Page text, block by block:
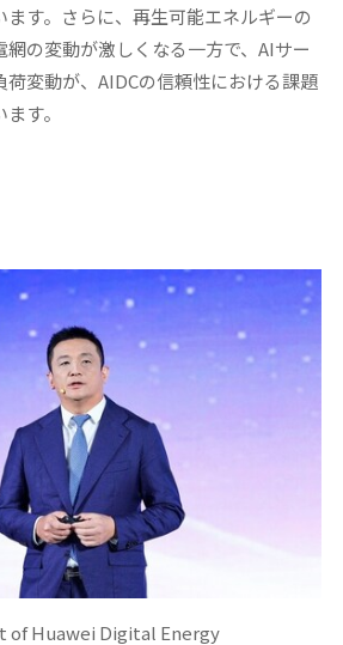
ます。さらに、再生可能エネルギーの
の変動が激しくなる一方で、AIサー
荷変動が、AIDCの信頼性における課題
す。
of Huawei Digital Energy